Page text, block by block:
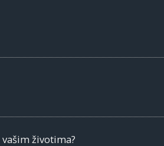
životima?